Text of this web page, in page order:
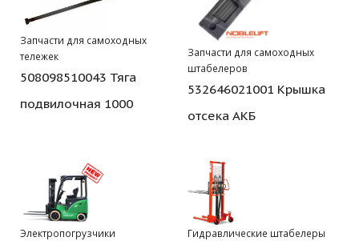
Запчасти для самоходных
тележек
508098510043 Тяга
подвилочная 1000
Запчасти для самоходных
штабелеров
532646021001 Крышка
отсека АКБ
Электропогрузчики Гидравлические штабелеры